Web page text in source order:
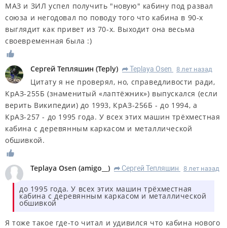
МАЗ и ЗИЛ успел получить "новую" кабину под развал
союза и негодовал по поводу того что кабина в 90-х
выглядит как привет из 70-х. Выходит она весьма
своевременная была :)
Сергей Тепляшин (Teply) R Teplaya Osen 8 лет назад
Цитату я не проверял, но, справедливости ради,
КрАЗ-255Б (знаменитый «лаптёжник») выпускался (если
верить Википедии) до 1993, КрАЗ-256Б - до 1994, а
КрАЗ-257 - до 1995 года. У всех этих машин трёхместная
кабина с деревянным каркасом и металлической
обшивкой.
Teplaya Osen (amigo__ ) R Сергей Тепляшин 8 лет назад
до 1995 года. У всех этих машин трёхместная
кабина с деревянным каркасом и металлической
обшивкой
Я тоже такое где-то читал и удивился что кабина нового